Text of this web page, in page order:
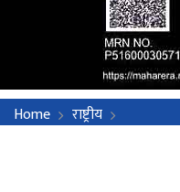
Home राष्ट्रीय